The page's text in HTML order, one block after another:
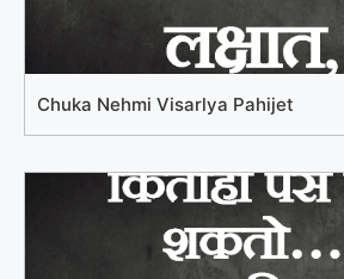
Chuka Nehmi Visarlya Pahijet